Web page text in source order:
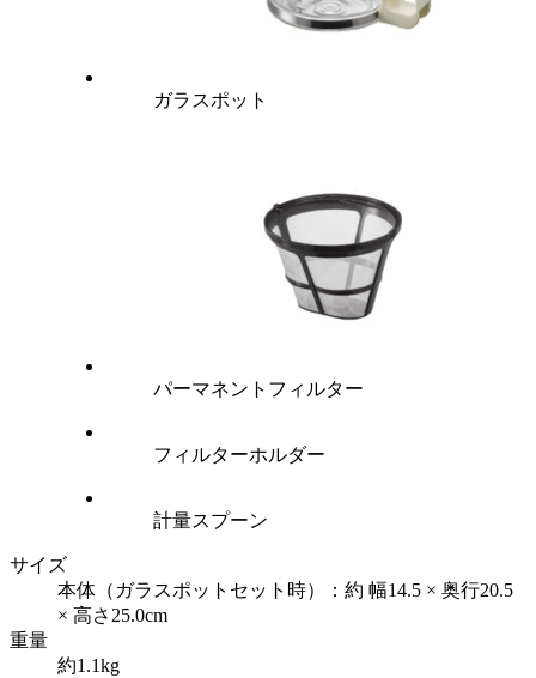
ガラスポット
パーマネントフィルター
フィルターホルダー
計量スプーン
サイズ
本体（ガラスポットセット時）：約 幅14.5 × 奥行20.5
× 高さ25.0cm
重量
約1.1kg